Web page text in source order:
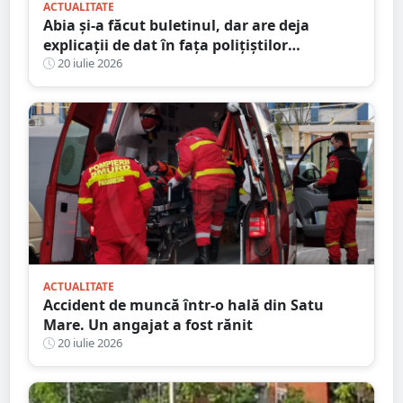
ACTUALITATE
Abia și-a făcut buletinul, dar are deja
explicații de dat în fața polițiștilor
sătmăreni. Totul după o ”aventură” cu ATV-
ul pe străzile din sat
20 iulie 2026
ACTUALITATE
Accident de muncă într-o hală din Satu
Mare. Un angajat a fost rănit
20 iulie 2026